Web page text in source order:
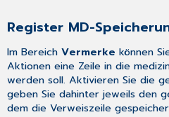
Register MD-
Im BereichVermerke können
Aktionen eine Zeile in die
werden soll. Aktivieren Sie die
geben Sie dahinter jeweils den
dem die Verweiszeile